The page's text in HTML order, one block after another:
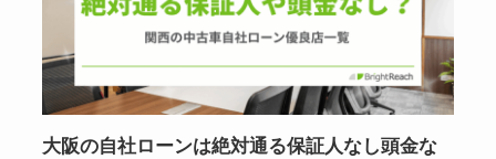
大阪の自社ローンは絶対通る保証人なし頭金な